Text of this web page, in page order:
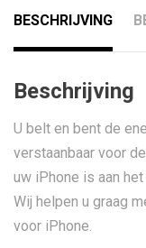
BESCHRIJVING
Beschrijving
U belt en bent de
verstaanbaar voor
uw iPhone is aan het
Wij helpen u graag
voor iPhone.